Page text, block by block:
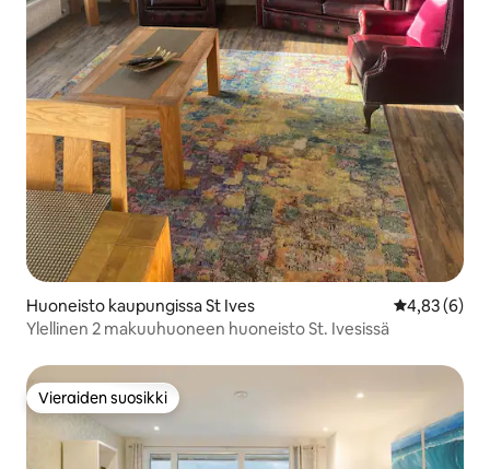
Huoneisto kaupungissa St Ives
4,83 (6)
Ylellinen 2 makuuhuoneen huoneisto St. Ivesissä
Vieraiden suosikki
Vieraiden suosikki